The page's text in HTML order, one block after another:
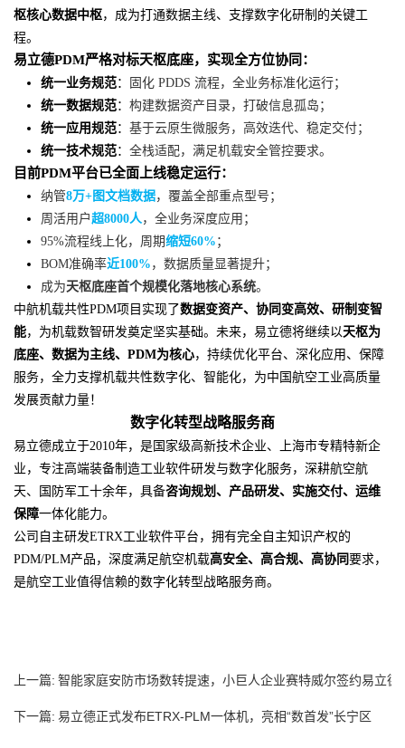
枢核心数据中枢 ，成为打通数据主线、支撑数字化研制的关键工
程。
易立德PDM严格对标天枢底座，实现全方位协同：
统一业务规范：
固化 PDDS 流程，全业务标准化运行；
统一数据规范： 构建数据资产目录，打破信息孤岛；
统一应用规范： 基于云原生微服务，高效迭代、稳定交付；
统一技术规范： 全栈适配，满足机载安全管控要求。
目前PDM平台已全面上线稳定运行：
纳管8万+图文档数据，覆盖全部重点型号；
周活用户超8000人 ，全业务深度应用；
95%流程线上化，周期缩短60% ；
BOM准确率近100% ，数据质量显著提升；
成为天枢底座首个规模化落地核心系统。
中航机载共性PDM项目实现了数据变资产、协同变高效、研制变智
能，为机载数智研发奠定坚实基础。未来，易立德将继续以 天枢为
底座、数据为主线、 PDM为核心，持续优化平台、深化应用、保障
服务，全力支撑机载共性数字化、智能化，为中国航空工业高质量
发展贡献力量！
数字化转型战略服务商
易立德成立于2010年，是国家级高新技术企业、上海市专精特新企
业，专注高端装备制造工业软件研发与数字化服务，深耕航空航
天、国防军工十余年，具备咨询规划、产品研发、实施交付、运维
保障一体化能力。
公司自主研发ETRX工业软件平台，拥有完全自主知识产权的
PDM/PLM产品，深度满足航空机载高安全、高合规、高协同要求，
是航空工业值得信赖的数字化转型战略服务商。
上一篇: 智能家庭安防市场数转提速，小巨人企业赛特威尔签约易立德
PLM
下一篇: 易立德正式发布ETRX-PLM一体机，亮相“数首发”长宁区